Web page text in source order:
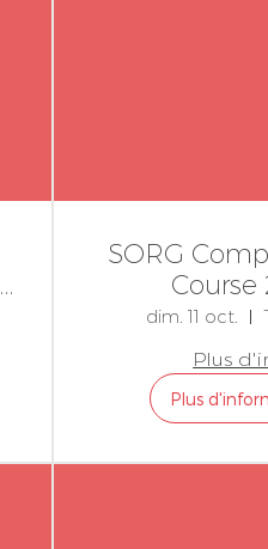
SORG
Course
dim. 11 oct.
Plus
Plus